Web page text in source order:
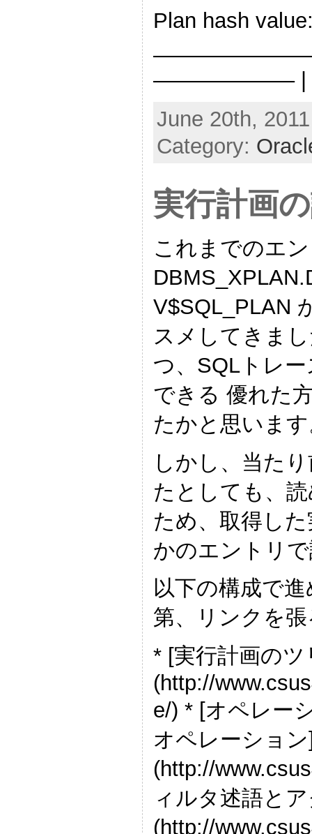
Plan hash
——————– |
June 20th,
Category:
実行計画
これまでのエ
V$SQL_PLAN
スメしてきま
つ、SQLトレ
できる 優れた
たかと思いま
しかし、当た
たとしても、
ため、取得し
かのエントリ
以下の構成で
第、リンクを
* [実行計画の
(http://
e/) * [オペレー
オペレーショ
(http://
ィルタ述語と
(http://